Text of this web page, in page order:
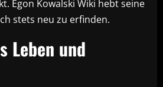
Egon Kowalski Wiki hebt seine
stets neu zu erfinden.
Leben und